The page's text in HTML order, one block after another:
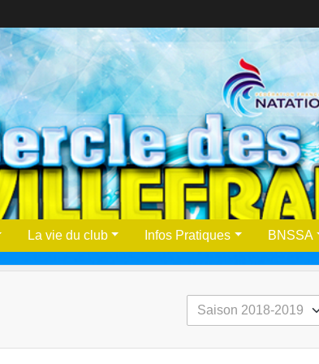
La vie du club Infos Pratiques BNSSA